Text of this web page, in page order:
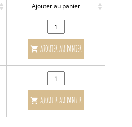
Ajouter au panier
 AJOUTER AU PANIER
 AJOUTER AU PANIER